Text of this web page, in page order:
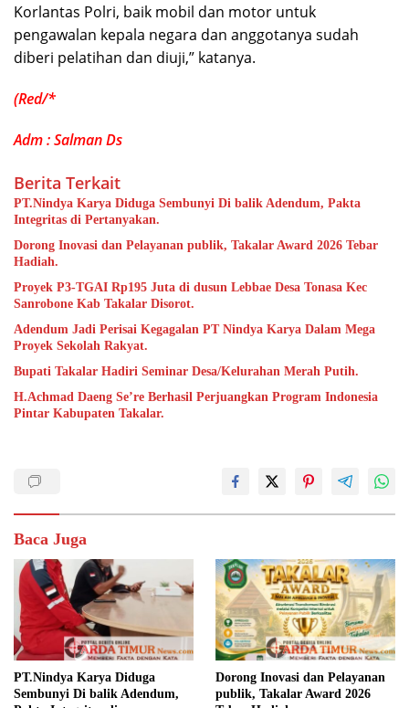
Korlantas Polri, baik mobil dan motor untuk
pengawalan kepala negara dan anggotanya sudah
diberi pelatihan dan diuji,” katanya.
(Red/*
Adm : Salman Ds
Berita Terkait
PT.Nindya Karya Diduga Sembunyi Di balik Adendum, Pakta
Integritas di Pertanyakan.
Dorong Inovasi dan Pelayanan publik, Takalar Award 2026 Tebar
Hadiah.
Proyek P3-TGAI Rp195 Juta di dusun Lebbae Desa Tonasa Kec
Sanrobone Kab Takalar Disorot.
Adendum Jadi Perisai Kegagalan PT Nindya Karya Dalam Mega
Proyek Sekolah Rakyat.
Bupati Takalar Hadiri Seminar Desa/Kelurahan Merah Putih.
H.Achmad Daeng Se’re Berhasil Perjuangkan Program Indonesia
Pintar Kabupaten Takalar.
Baca Juga
PT.Nindya Karya Diduga
Sembunyi Di balik Adendum,
Dorong Inovasi dan Pelayanan
publik, Takalar Award 2026